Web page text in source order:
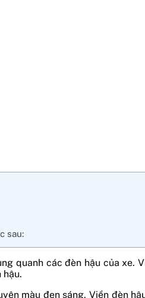
sau:
quanh các đèn hậu của xe.
hậu.
màu đen sáng. Viền đèn